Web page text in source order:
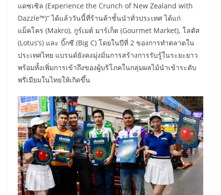
แดซเซิล (Experience the Crunch of New Zealand with
Dazzle™)” ได้แล้ววันนี้ที่ร้านค้าชั้นนำทั่วประเทศ ได้แก่
แม็คโคร (Makro), กูร์เมต์ มาร์เก็ต (Gourmet Market), โลตัส
(Lotus’s) และ บิ๊กซี (Big C) โดยในปีที่ 2 ของการทำตลาดใน
ประเทศไทย แบรนด์ยังคงมุ่งมั่นการสร้างการรับรู้ในระยะยาว
พร้อมทั้งเพิ่มการเข้าถึงของผู้บริโภคในกลุ่มผลไม้นำเข้าระดับ
พรีเมียมในไทยให้เกิดขึ้น